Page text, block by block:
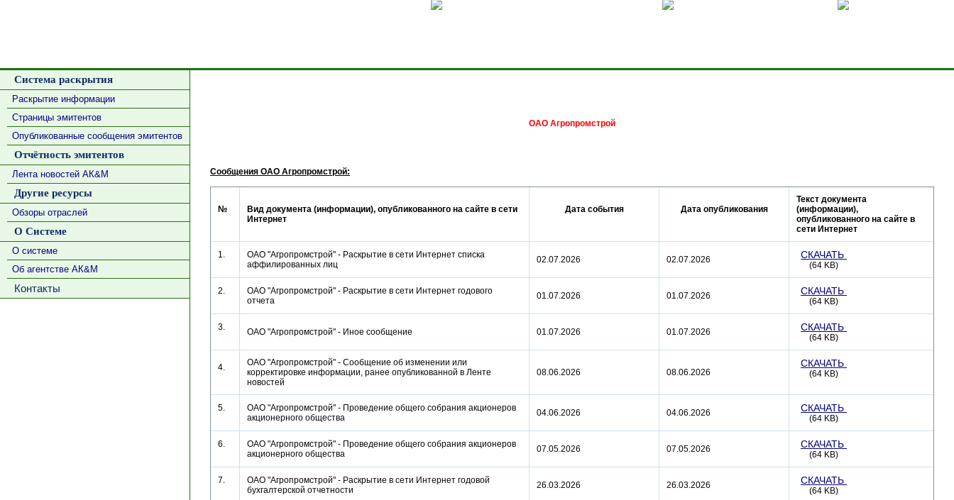
Система раскрытия
Раскрытие информации
Страницы эмитентов
Опубликованные сообщения эмитентов
Отчётность эмитентов
Лента новостей АК&М
Другие ресурсы
Обзоры отраслей
О Системе
О системе
Об агентстве АК&М
Контакты
ОАО Агропромстрой
Сообщения ОАО Агропромстрой:
№
Вид документа (информации), опубликованного на сайте в сети
Интернет
Дата события Дата опубликования
Текст документа
(информации),
опубликованного на сайте в
сети Интернет
1.
ОАО "Агропромстрой" - Раскрытие в сети Интернет списка
аффилированных лиц
02.07.2026 02.07.2026 СКАЧАТЬ
(64 KB)
2.
ОАО "Агропромстрой" - Раскрытие в сети Интернет годового
отчета
01.07.2026 01.07.2026 СКАЧАТЬ
(64 KB)
3. ОАО "Агропромстрой" - Иное сообщение 01.07.2026 01.07.2026 СКАЧАТЬ
(64 KB)
4.
ОАО "Агропромстрой" - Сообщение об изменении или
корректировке информации, ранее опубликованной в Ленте
новостей
08.06.2026 08.06.2026
СКАЧАТЬ
(64 KB)
5.
ОАО "Агропромстрой" - Проведение общего собрания акционеров
акционерного общества
04.06.2026 04.06.2026 СКАЧАТЬ
(64 KB)
6.
ОАО "Агропромстрой" - Проведение общего собрания акционеров
акционерного общества
07.05.2026 07.05.2026 СКАЧАТЬ
(64 KB)
7.
ОАО "Агропромстрой" - Раскрытие в сети Интернет годовой
бухгалтерской отчетности
26.03.2026 26.03.2026 СКАЧАТЬ
(64 KB)